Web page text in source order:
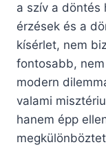
a szív a döntés
érzések és a
kísérlet, nem
fontosabb,
modern
valami
hanem épp